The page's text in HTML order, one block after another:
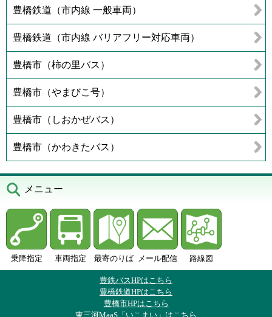
豊橋鉄道（市内線 一般車両）
豊橋鉄道（市内線 バリアフリー対応車両）
豊橋市（柿の里バス）
豊橋市（やまびこ号）
豊橋市（しおかぜバス）
豊橋市（かわきたバス）
メニュー
乗降指定 車両指定 最寄のりば メール配信 路線図
豊鉄バスHPはこちら
豊橋鉄道HPはこちら
豊橋市HPはこちら
東三河MaaS「いこまい」はこちら